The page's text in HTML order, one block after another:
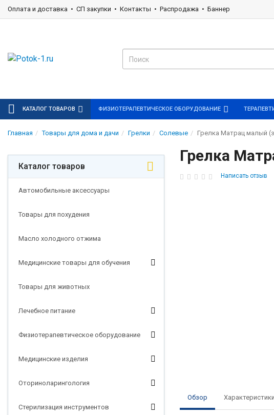
Оплата и доставка СП закупки Контакты Распродажа Баннер
КАТАЛОГ ТОВАРОВ ФИЗИОТЕРАПЕВТИЧЕСКОЕ ОБОРУДОВАНИЕ
Главная Товары для дома и дачи Грелки Солевые Грелка Матрац малый
Каталог товаров
Автомобильные аксессуары
Товары для похудения
Масло холодного отжима
Медицинские товары для обучения
Товары для животных
Лечебное питание
Физиотерапевтическое оборудование
Медицинские изделия
Оториноларингология
Стерилизация инструментов
Грелка
Написать отзыв
Обзор Характеристики